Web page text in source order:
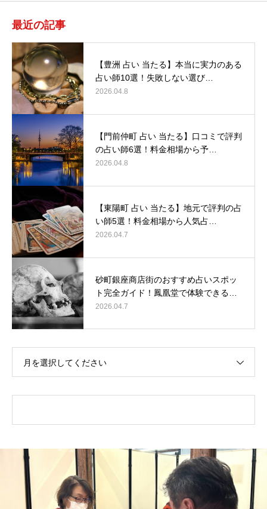
最近の記事
【豊洲 占い 当たる】本当に実力のある
占い師10選！失敗しない選び…
2026.04.8
【門前仲町 占い 当たる】口コミで評判
の占い師6選！料金相場から予…
2026.04.8
【東陽町 占い 当たる】地元で評判の占
い師5選！料金相場から人気占…
2026.04.7
砂町銀座商店街のおすすめ占いスポッ
ト完全ガイド！鳳凰堂で体験できる…
2026.04.7
月を選択してください